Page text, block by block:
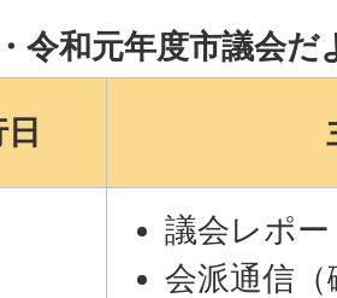
令和元年度市議会だ
議会レポ
会派通信